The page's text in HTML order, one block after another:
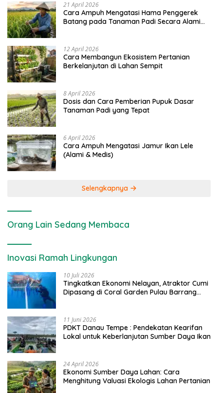
21 April 2026
Cara Ampuh Mengatasi Hama Penggerek
Batang pada Tanaman Padi Secara Alami
12 April 2026
Cara Membangun Ekosistem Pertanian
Berkelanjutan di Lahan Sempit
8 April 2026
Dosis dan Cara Pemberian Pupuk Dasar
Tanaman Padi yang Tepat
6 April 2026
Cara Ampuh Mengatasi Jamur Ikan Lele
(Alami & Medis)
Selengkapnya
Orang Lain Sedang Membaca
Inovasi Ramah Lingkungan
10 Juli 2026
Tingkatkan Ekonomi Nelayan, Atraktor Cumi
Dipasang di Coral Garden Pulau Barrang
11 Juni 2026
PDKT Danau Tempe : Pendekatan Kearifan
Lokal untuk Keberlanjutan Sumber Daya Ikan
24 April 2026
Ekonomi Sumber Daya Lahan: Cara
Menghitung Valuasi Ekologis Lahan Pertanian